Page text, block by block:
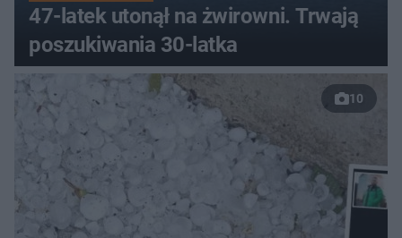
47-latek utonął na żwirowni. Trwają
poszukiwania 30-latka
10